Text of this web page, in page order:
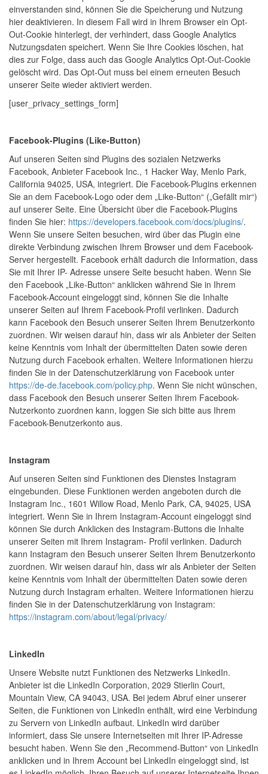
einverstanden sind, können Sie die Speicherung und Nutzung
hier deaktivieren. In diesem Fall wird in Ihrem Browser ein Opt-
Out-Cookie hinterlegt, der verhindert, dass Google Analytics
Nutzungsdaten speichert. Wenn Sie Ihre Cookies löschen, hat
dies zur Folge, dass auch das Google Analytics Opt-Out-Cookie
gelöscht wird. Das Opt-Out muss bei einem erneuten Besuch
unserer Seite wieder aktiviert werden.
[user_privacy_settings_form]
Facebook-Plugins (Like-Button)
Auf unseren Seiten sind Plugins des sozialen Netzwerks
Facebook, Anbieter Facebook Inc., 1 Hacker Way, Menlo Park,
California 94025, USA, integriert. Die Facebook-Plugins erkennen
Sie an dem Facebook-Logo oder dem „Like-Button“ („Gefällt mir“)
auf unserer Seite. Eine Übersicht über die Facebook-Plugins
finden Sie hier: https://developers.facebook.com/docs/plugins/.
Wenn Sie unsere Seiten besuchen, wird über das Plugin eine
direkte Verbindung zwischen Ihrem Browser und dem Facebook-
Server hergestellt. Facebook erhält dadurch die Information, dass
Sie mit Ihrer IP- Adresse unsere Seite besucht haben. Wenn Sie
den Facebook „Like-Button“ anklicken während Sie in Ihrem
Facebook-Account eingeloggt sind, können Sie die Inhalte
unserer Seiten auf Ihrem Facebook-Profil verlinken. Dadurch
kann Facebook den Besuch unserer Seiten Ihrem Benutzerkonto
zuordnen. Wir weisen darauf hin, dass wir als Anbieter der Seiten
keine Kenntnis vom Inhalt der übermittelten Daten sowie deren
Nutzung durch Facebook erhalten. Weitere Informationen hierzu
finden Sie in der Datenschutzerklärung von Facebook unter
https://de-de.facebook.com/policy.php. Wenn Sie nicht wünschen,
dass Facebook den Besuch unserer Seiten Ihrem Facebook-
Nutzerkonto zuordnen kann, loggen Sie sich bitte aus Ihrem
Facebook-Benutzerkonto aus.
Instagram
Auf unseren Seiten sind Funktionen des Dienstes Instagram
eingebunden. Diese Funktionen werden angeboten durch die
Instagram Inc., 1601 Willow Road, Menlo Park, CA, 94025, USA
integriert. Wenn Sie in Ihrem Instagram-Account eingeloggt sind
können Sie durch Anklicken des Instagram-Buttons die Inhalte
unserer Seiten mit Ihrem Instagram- Profil verlinken. Dadurch
kann Instagram den Besuch unserer Seiten Ihrem Benutzerkonto
zuordnen. Wir weisen darauf hin, dass wir als Anbieter der Seiten
keine Kenntnis vom Inhalt der übermittelten Daten sowie deren
Nutzung durch Instagram erhalten. Weitere Informationen hierzu
finden Sie in der Datenschutzerklärung von Instagram:
https://instagram.com/about/legal/privacy/
LinkedIn
Unsere Website nutzt Funktionen des Netzwerks LinkedIn.
Anbieter ist die LinkedIn Corporation, 2029 Stierlin Court,
Mountain View, CA 94043, USA. Bei jedem Abruf einer unserer
Seiten, die Funktionen von LinkedIn enthält, wird eine Verbindung
zu Servern von LinkedIn aufbaut. LinkedIn wird darüber
informiert, dass Sie unsere Internetseiten mit Ihrer IP-Adresse
besucht haben. Wenn Sie den „Recommend-Button“ von LinkedIn
anklicken und in Ihrem Account bei LinkedIn eingeloggt sind, ist